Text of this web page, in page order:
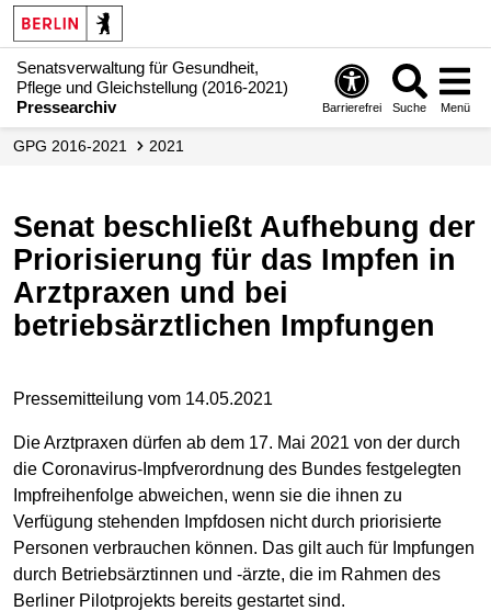
Senatsverwaltung für Gesundheit,
Pflege und Gleichstellung (2016-2021)
Pressearchiv
Barrierefrei Suche Menü
GPG 2016-2021 2021
Senat beschließt Aufhebung der
Priorisierung für das Impfen in
Arztpraxen und bei
betriebsärztlichen Impfungen
Pressemitteilung vom 14.05.2021
Die Arztpraxen dürfen ab dem 17. Mai 2021 von der durch
die Coronavirus-Impfverordnung des Bundes festgelegten
Impfreihenfolge abweichen, wenn sie die ihnen zu
Verfügung stehenden Impfdosen nicht durch priorisierte
Personen verbrauchen können. Das gilt auch für Impfungen
durch Betriebsärztinnen und -ärzte, die im Rahmen des
Berliner Pilotprojekts bereits gestartet sind.